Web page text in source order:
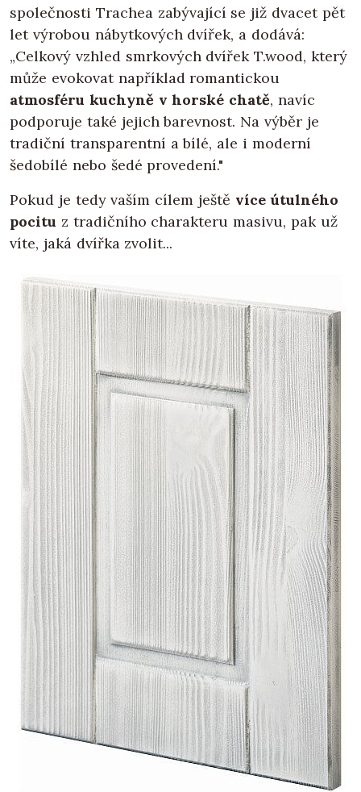
společnosti Trachea zabývající se již dvacet pět
let výrobou nábytkových dvířek, a dodává:
„Celkový vzhled smrkových dvířek T.wood, který
může evokovat například romantickou
atmosféru kuchyně v horské chatě, navíc
podporuje také jejich barevnost. Na výběr je
tradiční transparentní a bílé, ale i moderní
šedobílé nebo šedé provedení."
Pokud je tedy vaším cílem ještě více útulného
pocitu z tradičního charakteru masivu, pak už
víte, jaká dvířka zvolit...